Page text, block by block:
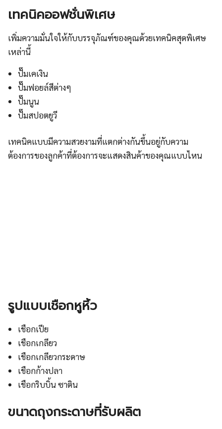
เทคนิคออฟชั่นพิเศษ
เพิ่มความมั่นใจให้กับบรรจุภัณฑ์ของคุณด้วยเทคนิคสุดพิเศษ
เหล่านี้
ปั๊มเคเงิน
ปั๊มฟอยล์สีต่างๆ
ปั๊มนูน
ปั๊มสปอตยูวี
เทคนิคแบบมีความสวยงามที่แตกต่างกันขึ้นอยู่กับความ
ต้องการของลูกค้าที่ต้องการจะแสดงสินค้าของคุณแบบไหน
รูปแบบเชือกหูหิ้ว
เชือกเปีย
เชือกเกลียว
เชือกเกลียวกระดาษ
เชือกก้างปลา
เชือกริบบิ้น ซาติน
ขนาดถุงกระดาษที่รับผลิต